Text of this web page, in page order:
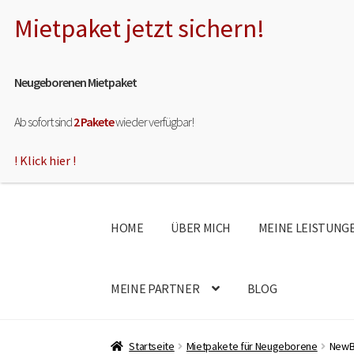
Zur
springen
Zum
springen
HOME ÜBER MICH MEINE
MEINE PARTNER BLOG
Startseite Mietpakete für Neugeborene
Neugeborenen Mietpaket
Ab sofort sind2 Paketewieder verfügbar!
! Klick hier !